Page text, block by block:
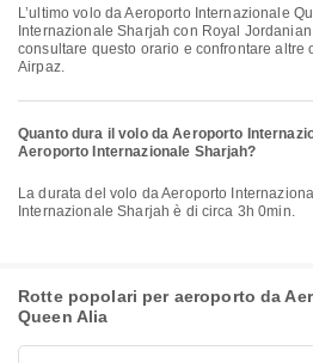
L’ultimo volo da Aeroporto Internazionale Queen Alia a Aeroporto
Internazionale Sharjah con Royal
consultare questo orario e confrontare altre
Airpaz.
Quanto dura il volo da Aeroporto
Aeroporto Internazionale Sharjah?
La durata del volo da Aeroporto Internazionale Queen Alia a Aeroporto
Internazionale Sharjah è di circa 3h 0min.
Rotte popolari per aeroporto da
Queen Alia